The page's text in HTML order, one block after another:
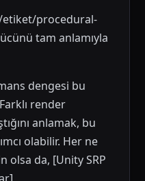
procedural-
tam anlamıyla
dengesi bu
render
anlamak, bu
olabilir. Her ne
olsa da, [Unity SRP